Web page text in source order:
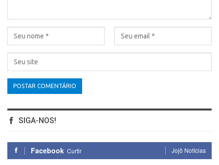
SIGA-NOS!
Facebook Curtir Jojô Notícias